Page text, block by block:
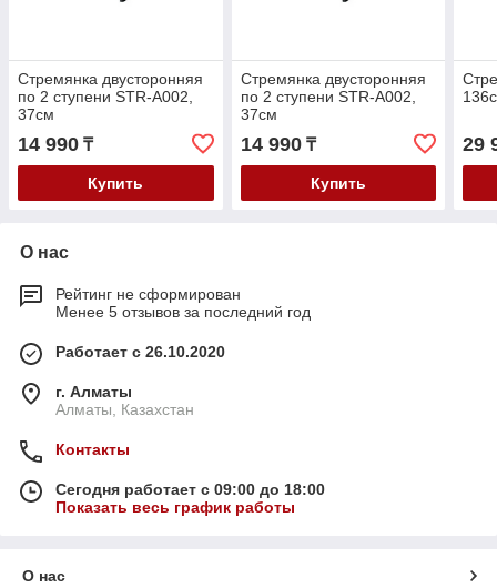
Стремянка двусторонняя
по 2 ступени STR-A002,
37см
14 990 ₸
Купить
Стремянка двусторонняя
по 2 ступени STR-A002,
37см
14 990₸
Купить
29
О нас
Рейтинг не сформирован
Менее 5 отзывов за последний год
Работает с 26.10.2020
г. Алматы
Алматы, Казахстан
Контакты
Сегодня работает с 09:00 до 18:00
Показать весь график работы
О нас